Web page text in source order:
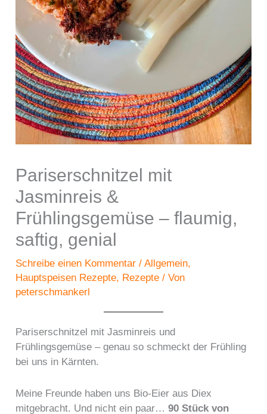
Pariserschnitzel mit
Jasminreis &
Frühlingsgemüse – flaumig,
saftig, genial
Schreibe einen Kommentar /Allgemein,
Hauptspeisen Rezepte, Rezepte / Von
peterschmankerl
Pariserschnitzel mit Jasminreis und
Frühlingsgemüse – genau so schmeckt der Frühling
bei uns in Kärnten.
Meine Freunde haben uns Bio-Eier aus Diex
mitgebracht. Und nicht ein paar…90 Stück von